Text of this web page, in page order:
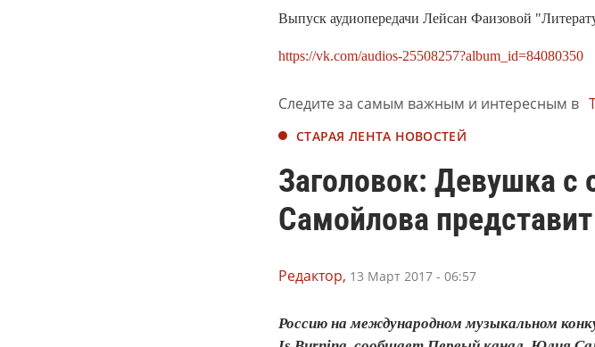
Выпуск аудиопередачи Лейсан Фаизовой
https://vk.com/audios-25508257?album_id=84080350
Следите за самым важным и интересным в
СТАРАЯ ЛЕНТА НОВОСТЕЙ
Заголовок: Девушка
Самойлова
Редактор, 13 Март 2017 - 06:57
Россию на международном музыкальном